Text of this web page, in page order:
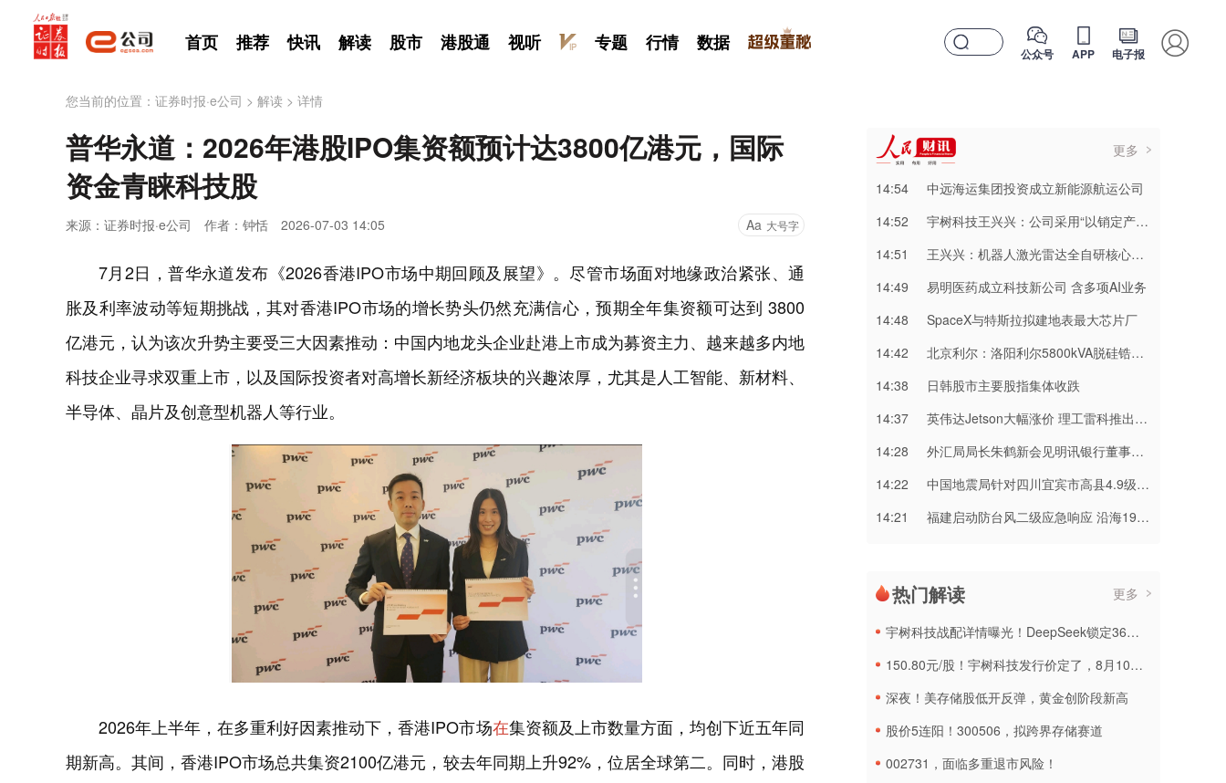
首页 推荐 快讯 解读 股市 港股通 视听 专题 行情 数据 公众号 APP 电子报
您当前的位置： 证券时报·e公司 > 解读 > 详情
普华永道：2026年港股IPO集资额预计达3800亿港元，国际
资金青睐科技股
来源：证券时报·e公司 作者：钟恬 2026-07-03 14:05 Aa 大号字
7月2日，普华永道发布《2026香港IPO市场中期回顾及展望》。尽管市场面对地缘政治紧张、通
胀及利率波动等短期挑战，其对香港IPO市场的增长势头仍然充满信心，预期全年集资额可达到 3800
亿港元，认为该次升势主要受三大因素推动：中国内地龙头企业赴港上市成为募资主力、越来越多内地
科技企业寻求双重上市，以及国际投资者对高增长新经济板块的兴趣浓厚，尤其是人工智能、新材料、
半导体、晶片及创意型机器人等行业。
2026年上半年，在多重利好因素推动下，香港IPO市场在集资额及上市数量方面，均创下近五年同
期新高。其间，香港IPO市场总共集资2100亿港元，较去年同期上升92%，位居全球第二。同时，港股
更多
14:54
中远海运集团投资成立新能源航运公司
14:52
宇树科技王兴兴：公司采用“以销定产+安全库存”的生产计划模式
14:51
王兴兴：机器人激光雷达全自研核心技术等多项核心技术已应用于公司产品
14:49
易明医药成立科技新公司 含多项AI业务
14:48
SpaceX与特斯拉拟建地表最大芯片厂
14:42
北京利尔：洛阳利尔5800kVA脱硅锆电熔炉产出首批成品
14:38
日韩股市主要股指集体收跌
14:37
英伟达Jetson大幅涨价 理工雷科推出“山海”智算模组提供国产替代方案
14:28
外汇局局长朱鹤新会见明讯银行董事长、德意志交易所集团执行委员会成员斯蒂芬妮•埃克儿曼
14:22
中国地震局针对四川宜宾市高县4.9级地震启动四级应急响应
14:21
福建启动防台风二级应急响应 沿海19条航线停航
热门解读 更多
宇树科技战配详情曝光！DeepSeek锁定36个月，社保基金多个组合参与
150.80元/股！宇树科技发行价定了，8月10日申购
深夜！美存储股低开反弹，黄金创阶段新高
股价5连阳！300506，拟跨界存储赛道
002731，面临多重退市风险！